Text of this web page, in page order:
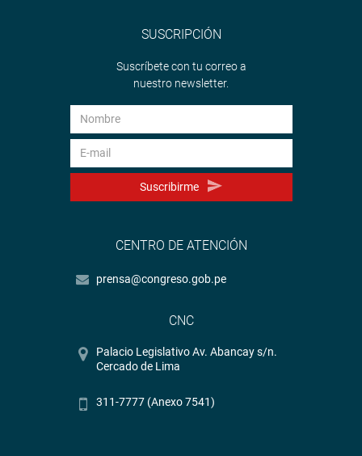
SUSCRIPCIÓN
Suscríbete con tu correo a
nuestro newsletter.
Suscribirme
CENTRO DE ATENCIÓN
prensa@congreso.gob.pe
CNC
Palacio Legislativo Av. Abancay s/n.
Cercado de Lima
311-7777 (Anexo 7541)